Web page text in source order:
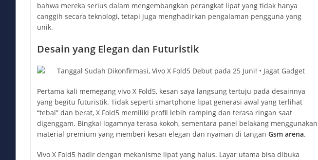
bahwa mereka serius dalam mengembangkan perangkat lipat yang tidak hanya
canggih secara teknologi, tetapi juga menghadirkan pengalaman pengguna yang
unik.
Desain yang Elegan dan Futuristik
Pertama kali memegang vivo X Fold5, kesan saya langsung tertuju pada desainnya
yang begitu futuristik. Tidak seperti smartphone lipat generasi awal yang terlihat
“tebal” dan berat, X Fold5 memiliki profil lebih ramping dan terasa ringan saat
digenggam. Bingkai logamnya terasa kokoh, sementara panel belakang menggunakan
material premium yang memberi kesan elegan dan nyaman di tangan Gsm arena.
Vivo X Fold5 hadir dengan mekanisme lipat yang halus. Layar utama bisa dibuka